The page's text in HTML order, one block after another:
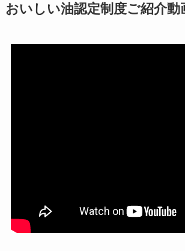
おいしい油認定制度ご紹介動